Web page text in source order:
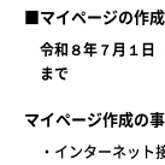
■マイページの作成
令和８年７月１日
まで
マイページ作成の
・インターネット